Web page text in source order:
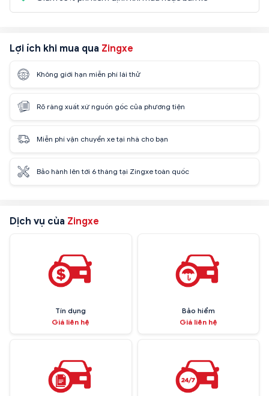
Lợi ích khi mua qua Zingxe
Không giới hạn miễn phí lái thử
Rõ ràng xuất xứ nguồn gốc của phương tiện
Miễn phí vận chuyển xe tại nhà cho bạn
Bảo hành lên tới 6 tháng tại Zingxe toàn quốc
Dịch vụ của Zingxe
Tín dụng
Giá liên hệ
Bảo hiểm
Giá liên hệ